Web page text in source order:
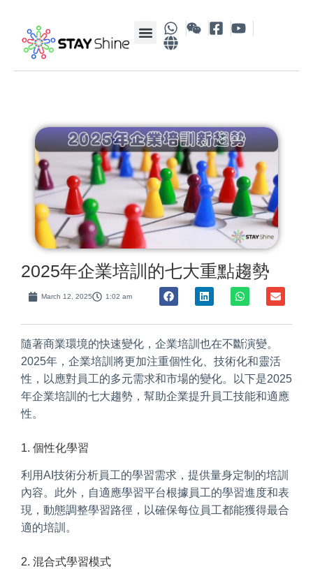
2025年企業培訓的七大重點趨勢
March 12, 2025 1:02 am
隨著商業環境的快速變化，企業培訓也在不斷演變。
2025年，企業培訓將更加注重個性化、技術化和靈活
性，以應對員工的多元需求和市場的變化。以下是2025
年企業培訓的七大趨勢，幫助企業提升員工技能和適應
性。
1. 個性化學習
利用AI技術分析員工的學習需求，提供量身定制的培訓
內容。此外，自適應學習平台根據員工的學習進度和表
現，動態調整學習路徑，以確保每位員工都能獲得最合
適的培訓。
2. 混合式學習模式